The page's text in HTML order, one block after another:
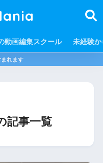
動画編集スクール 未経験
れます
記事一覧